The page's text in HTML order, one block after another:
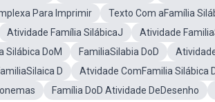
Para Imprimir
Texto Com aFamília
Atividade Família SilábicaJ
Atividade
Silábica DoM FamiliaSilabia DoD
D
Atvidade ComFamilia Silábica
Família DoD Atividade DeDesenho